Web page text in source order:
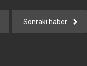
Sonraki haber